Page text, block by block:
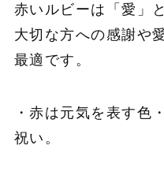
赤いルビーは「愛」
大切な方への感謝や
最適です。
・赤は元気を表す色
祝い。